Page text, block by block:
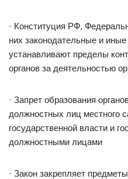
· Конституция РФ,
них законодательные и
устанавливают пределы
органов за деятельностью
· Запрет образования
должностных лиц местного
государственной власти и
должностными лицами
· Закон закрепляет